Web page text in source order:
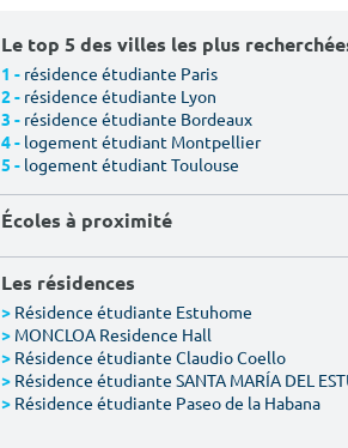
Le top 5 des villes les plus
1 - résidence étudiante Paris
2 - résidence étudiante Lyon
3 - résidence étudiante Bordeaux
4 - logement étudiant Montpellier
5 - logement étudiant Toulouse
Écoles à proximité
Les résidences
> Résidence étudiante Estuhome
> MONCLOA Residence Hall
> Résidence étudiante Claudio Coello
> Résidence étudiante SANTA MARÍA DEL
> Résidence étudiante Paseo de la Habana